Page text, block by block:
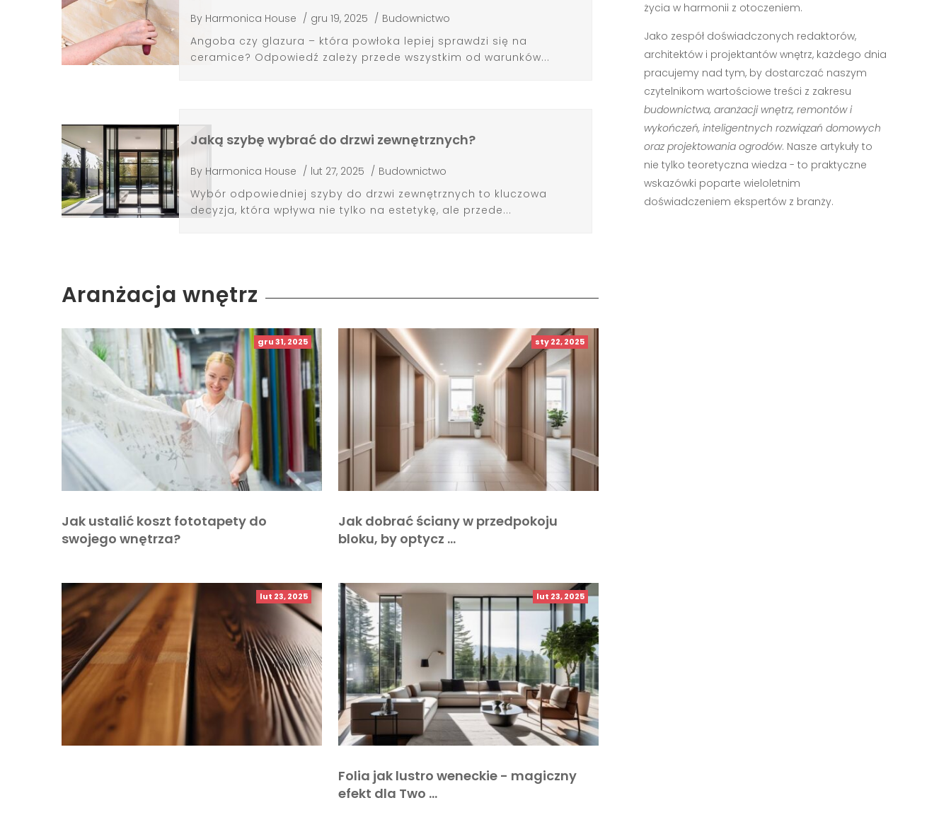
By Harmonica House / gru 19, 2025 / Budownictwo
Angoba czy glazura – która powłoka lepiej sprawdzi się na
ceramice? Odpowiedź zależy przede wszystkim od warunków...
Jaką szybę wybrać do drzwi zewnętrznych?
By Harmonica House / lut 27, 2025 / Budownictwo
Wybór odpowiedniej szyby do drzwi zewnętrznych to kluczowa
decyzja, która wpływa nie tylko na estetykę, ale przede...
Aranżacja wnętrz
gru 31, 2025
Jak ustalić koszt fototapety do
swojego wnętrza?
sty 22, 2025
Jak dobrać ściany w przedpokoju
bloku, by optycz …
lut 23, 2025 lut 23, 2025
Folia jak lustro weneckie - magiczny
efekt dla Two …
życia w harmonii z otoczeniem.
Jako zespół doświadczonych redaktorów,
architektów i projektantów wnętrz, każdego dnia
pracujemy nad tym, by dostarczać naszym
czytelnikom wartościowe treści z zakresu
budownictwa, aranżacji wnętrz, remontów i
wykończeń, inteligentnych rozwiązań domowych
oraz projektowania ogrodów. Nasze artykuły to
nie tylko teoretyczna wiedza - to praktyczne
wskazówki poparte wieloletnim
doświadczeniem ekspertów z branży.